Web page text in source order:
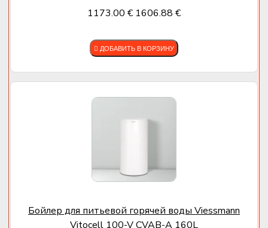
1173.00 € 1606.88 €
ДОБАВИТЬ В КОРЗИНУ
Бойлер для питьевой горячей воды Viessmann
Vitocell 100-V CVAB-A 160L